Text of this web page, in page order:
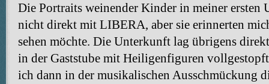
Die Portraits weinender Kinder in meiner ersten
nicht direkt mit LIBERA, aber sie erinnerten
sehen möchte. Die Unterkunft lag übrigens
in der Gaststube mit Heiligenfiguren
ich dann in der musikalischen Ausschmückung